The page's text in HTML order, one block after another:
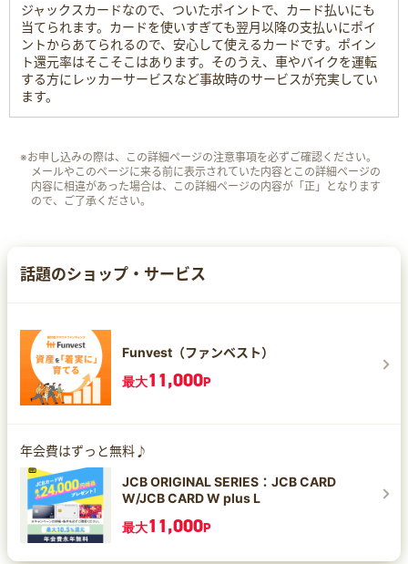
ジャックスカードなので、ついたポイントで、カード払いにも
当てられます。カードを使いすぎても翌月以降の支払いにポイ
ントからあてられるので、安心して使えるカードです。ポイン
ト還元率はそこそこはあります。そのうえ、車やバイクを運転
する方にレッカーサービスなど事故時のサービスが充実してい
ます。
※お申し込みの際は、この詳細ページの注意事項を必ずご確認ください。
メールやこのページに来る前に表示されていた内容とこの詳細ページの
内容に相違があった場合は、この詳細ページの内容が「正」となります
ので、ご了承ください。
話題のショップ・サービス
Funvest（ファンベスト）
最大11,000P
年会費はずっと無料♪
JCB ORIGINAL SERIES：JCB CARD
W/JCB CARD W plus L
最大11,000P